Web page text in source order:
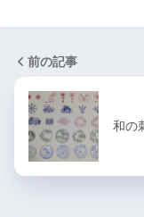
前の記事
和の